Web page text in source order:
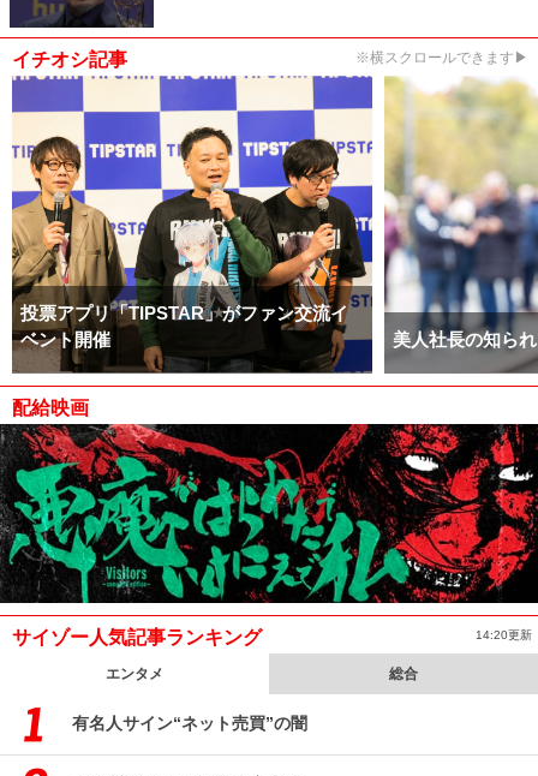
イチオシ記事 ※横スクロールできます▶
投票アプリ「TIPSTAR」がファン交流イ
ベント開催
美人社長の知ら
配給映画
サイゾー人気記事ランキング 14:20更新
エンタメ 総合
有名人サイン“ネット売買”の闇